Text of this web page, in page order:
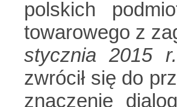
polskich
towarowego z
stycznia 2015
zwrócił się do
znaczenie